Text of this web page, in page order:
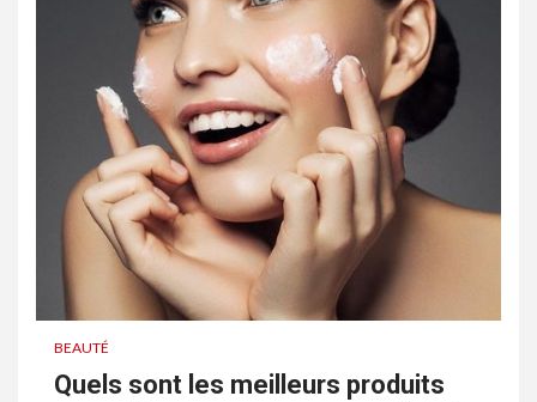
BEAUTÉ
Quels sont les meilleurs produits